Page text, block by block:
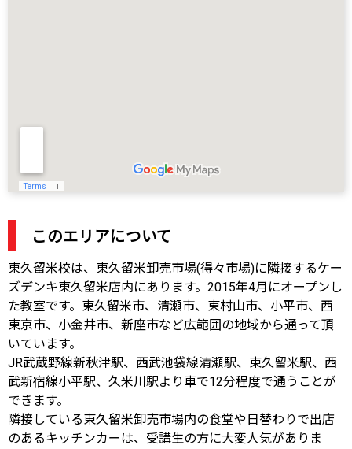
このエリアについて
東久留米校は、東久留米卸売市場(得々市場)に隣接するケー
ズデンキ東久留米店内にあります。2015年4月にオープンし
た教室です。東久留米市、清瀬市、東村山市、小平市、西
東京市、小金井市、新座市など広範囲の地域から通って頂
いています。
JR武蔵野線新秋津駅、西武池袋線清瀬駅、東久留米駅、西
武新宿線小平駅、久米川駅より車で12分程度で通うことが
できます。
隣接している東久留米卸売市場内の食堂や日替わりで出店
のあるキッチンカーは、受講生の方に大変人気がありま